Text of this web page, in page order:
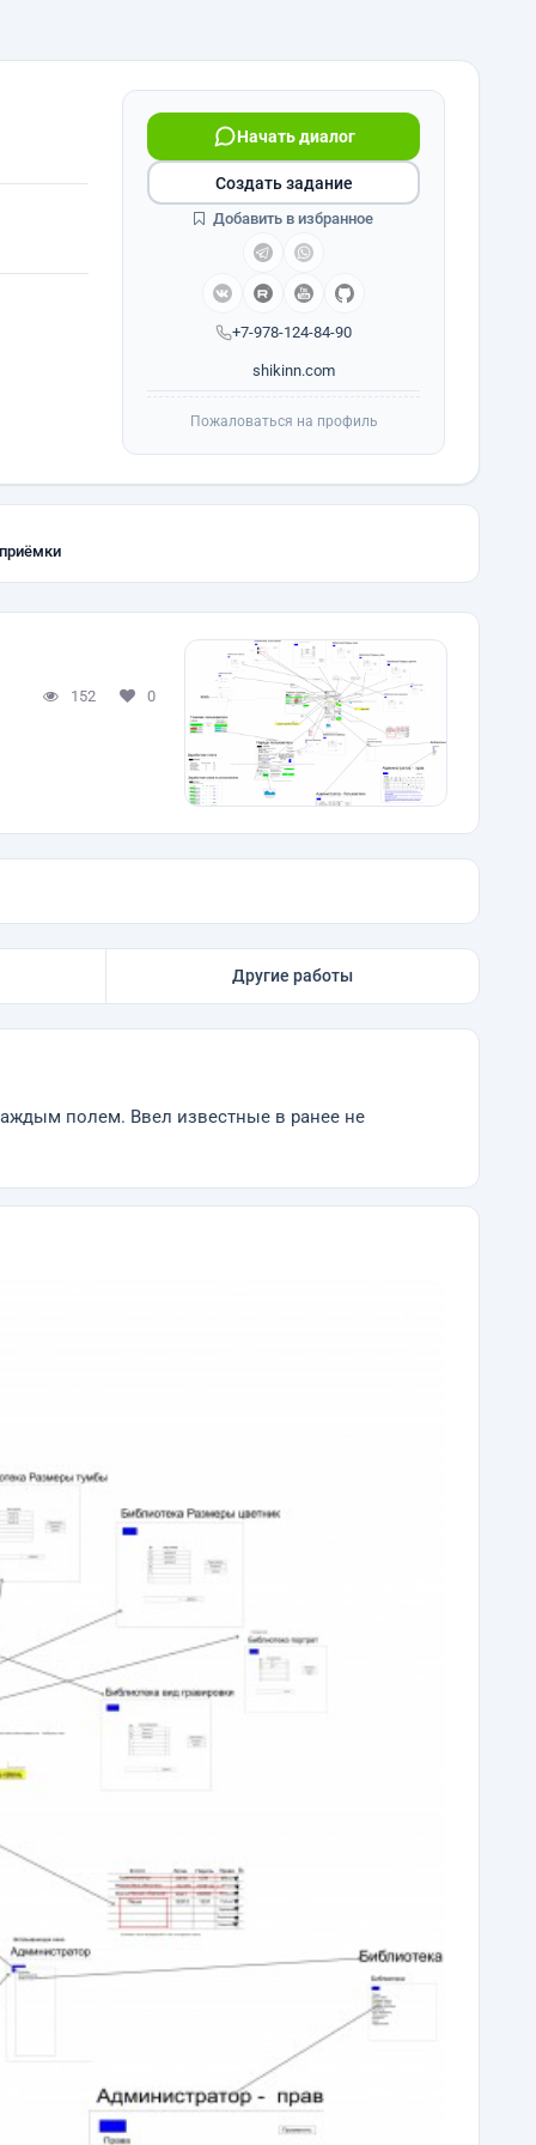
+7-978-124-84-90
Начать диалог
shikinn.com
Создать задание
Добавить в избранное
Пожаловаться на профиль
152 0
Другие работы
полем. Ввел известные в ранее не